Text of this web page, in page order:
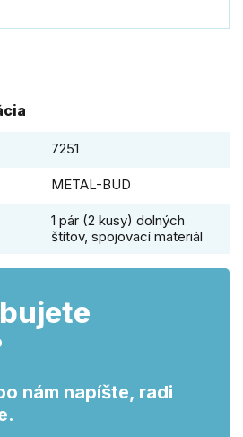
7251
METAL-BUD
1 pár (2 kusy) dolných
štítov, spojovací materiál
nám napíšte, radi